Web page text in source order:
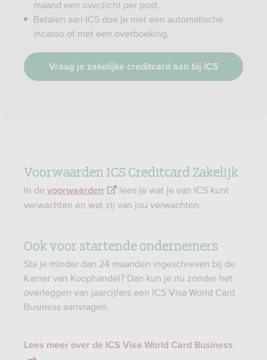
maand een overzicht per post.
Betalen aan ICS doe je met een automatische
incasso of met een overboeking.
Vraag je zakelijke creditcard aan bij ICS
Voorwaarden ICS Creditcard Zakelijk
In de voorwaarden
lees je wat je van ICS kunt
verwachten en wat zij van jou verwachten.
Ook voor startende ondernemers
Sta je minder dan 24 maanden ingeschreven bij de
Kamer van Koophandel? Dan kun je nu zonder het
overleggen van jaarcijfers een ICS Visa World Card
Business aanvragen.
Lees meer over de ICS Visa World Card Business